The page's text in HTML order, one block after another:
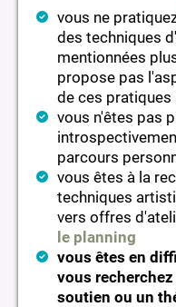
vous ne
des techniques
mentionnées
propose pas
de ces
vous n'êtes pas
parcours
vous êtes à la
techniques
vers offres
le planning
vous êtes en
vous
soutien ou un